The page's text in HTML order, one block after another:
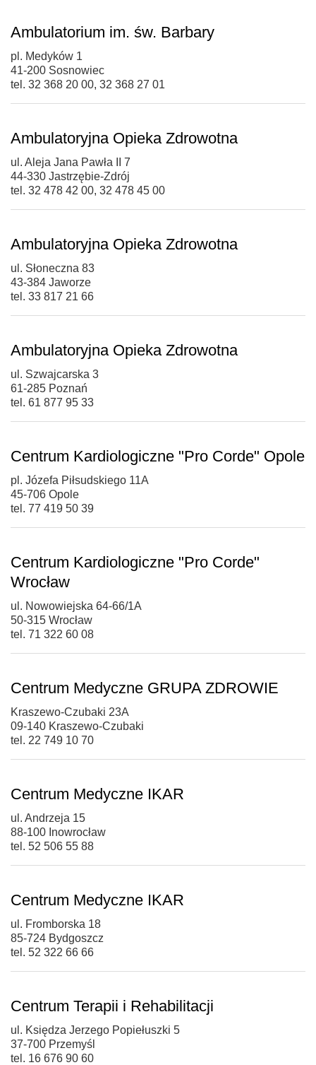
Ambulatorium im. św. Barbary
pl. Medyków 1
41-200 Sosnowiec
tel. 32 368 20 00, 32 368 27 01
Ambulatoryjna Opieka Zdrowotna
ul. Aleja Jana Pawła II 7
44-330 Jastrzębie-Zdrój
tel. 32 478 42 00, 32 478 45 00
Ambulatoryjna Opieka Zdrowotna
ul. Słoneczna 83
43-384 Jaworze
tel. 33 817 21 66
Ambulatoryjna Opieka Zdrowotna
ul. Szwajcarska 3
61-285 Poznań
tel. 61 877 95 33
Centrum Kardiologiczne "Pro Corde" Opole
pl. Józefa Piłsudskiego 11A
45-706 Opole
tel. 77 419 50 39
Centrum Kardiologiczne "Pro Corde"
Wrocław
ul. Nowowiejska 64-66/1A
50-315 Wrocław
tel. 71 322 60 08
Centrum Medyczne GRUPA ZDROWIE
Kraszewo-Czubaki 23A
09-140 Kraszewo-Czubaki
tel. 22 749 10 70
Centrum Medyczne IKAR
ul. Andrzeja 15
88-100 Inowrocław
tel. 52 506 55 88
Centrum Medyczne IKAR
ul. Fromborska 18
85-724 Bydgoszcz
tel. 52 322 66 66
Centrum Terapii i Rehabilitacji
ul. Księdza Jerzego Popiełuszki 5
37-700 Przemyśl
tel. 16 676 90 60